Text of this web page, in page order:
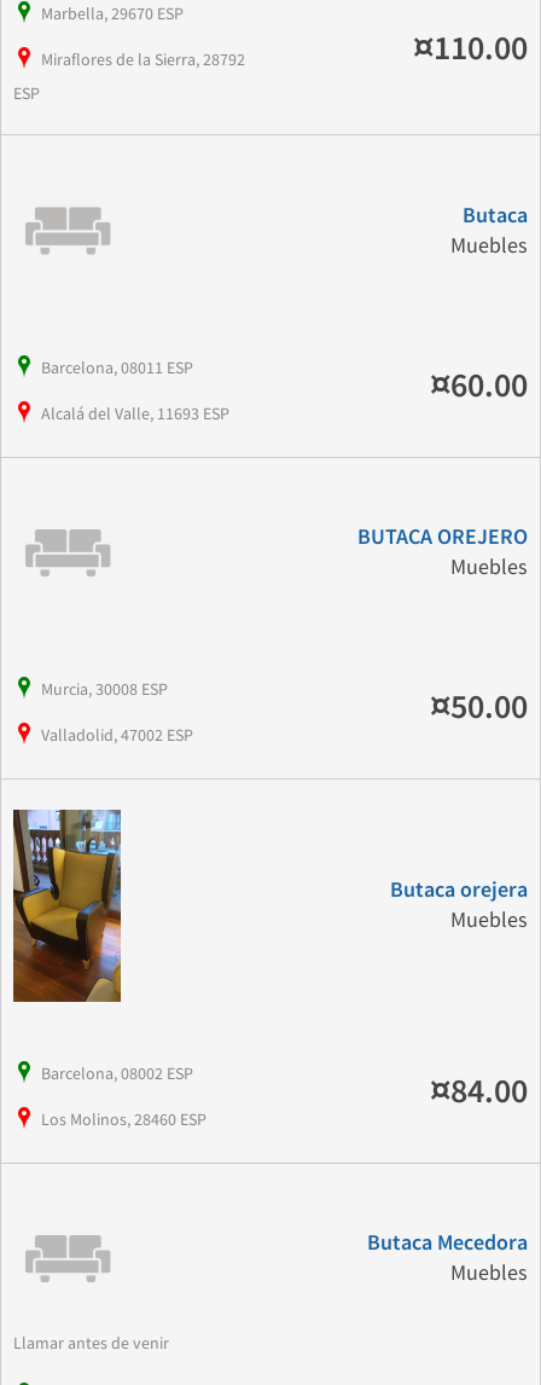
Marbella, 29670 ESP
Miraflores de la Sierra, 28792
ESP
¤110.00
Butaca
Muebles
Barcelona, 08011 ESP
Alcalá del Valle, 11693 ESP
¤60.00
BUTACA OREJERO
Muebles
Murcia, 30008 ESP
Valladolid, 47002 ESP
¤50.00
Butaca orejera
Muebles
Barcelona, 08002 ESP
Los Molinos, 28460 ESP
¤84.00
Butaca Mecedora
Muebles
Llamar antes de venir